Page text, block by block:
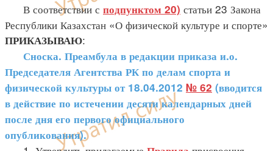
В соответствии с подпунктом 20) статьи 23 Закона
Республики Казахстан «О физической культуре и спорте»
ПРИКАЗЫВАЮ:
Сноска. Преамбула в редакции приказа и.о.
Председателя Агентства РК по делам спорта и
физической культуры от 18.04.2012 № 62 (вводится
в действие по истечении десяти календарных дней
после дня его первого официального
опубликования).